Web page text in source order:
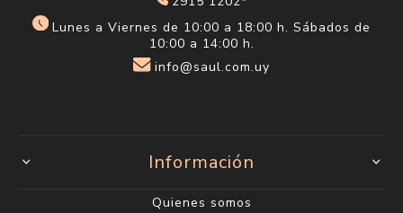
Lunes a Viernes de 10:00 a 18:00 h. Sábados de
10:00 a 14:00 h.
info@saul.com.uy
Información
Quienes somos